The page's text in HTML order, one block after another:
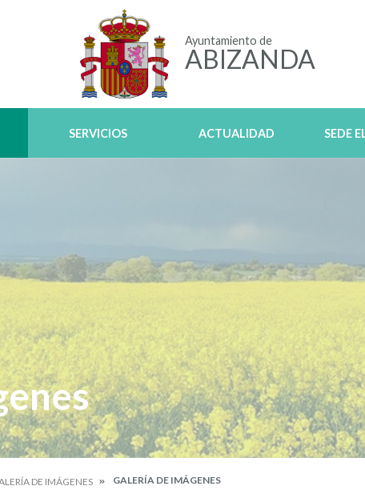
Ayuntamiento de
ABIZANDA
SERVICIOS ACTUALIDAD SEDE
DE IMÁGENES GALERÍA DE IMÁGENES